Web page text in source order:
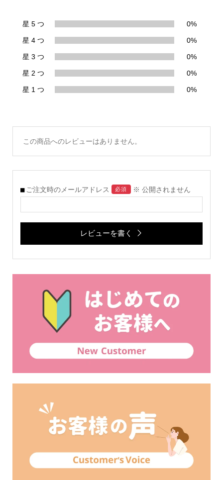
星 5 つ 0%
星 4 つ 0%
星 3 つ 0%
星 2 つ 0%
星 1 つ 0%
この商品へのレビューはありません。
ご注文時のメールアドレス 必須 ※ 公開されません
レビューを書く